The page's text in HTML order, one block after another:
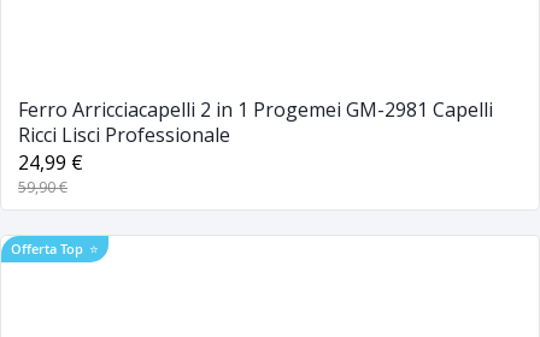
Ferro Arricciacapelli 2 in 1 Progemei GM-2981 Capelli
Ricci Lisci Professionale
24,99 €
59,90 €
Offerta Top ⭐